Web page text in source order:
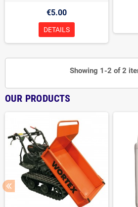
€5.00
DETAILS
Showing 1-2 of 2
OUR PRODUCTS